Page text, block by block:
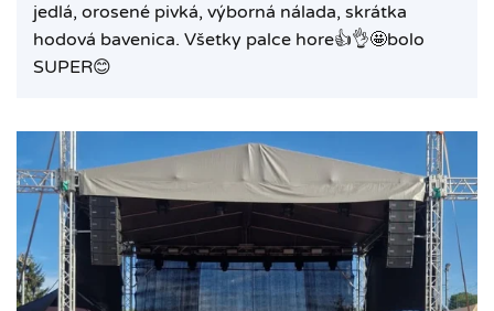
jedlá, orosené pivká, výborná nálada, skrátka
hodová bavenica. Všetky palce hore👍👌🤩bolo
SUPER😊